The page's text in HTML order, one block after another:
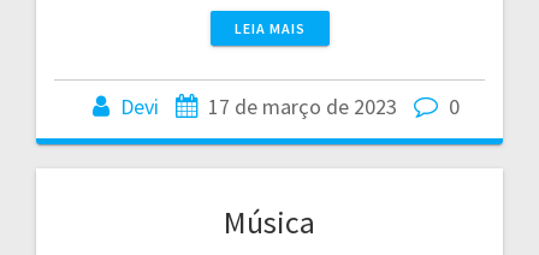
LEIA MAIS
Devi 17 de março de 2023 0
Música